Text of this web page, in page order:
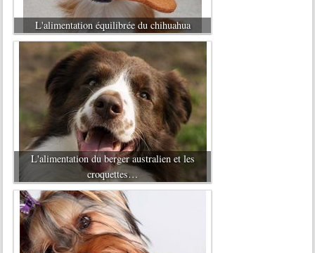
L'alimentation équilibrée du chihuahua
L'alimentation du berger australien et les
croquettes…